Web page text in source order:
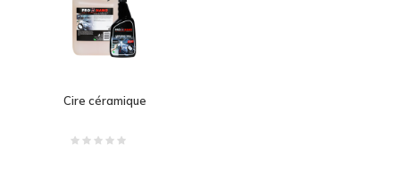
Cire céramique